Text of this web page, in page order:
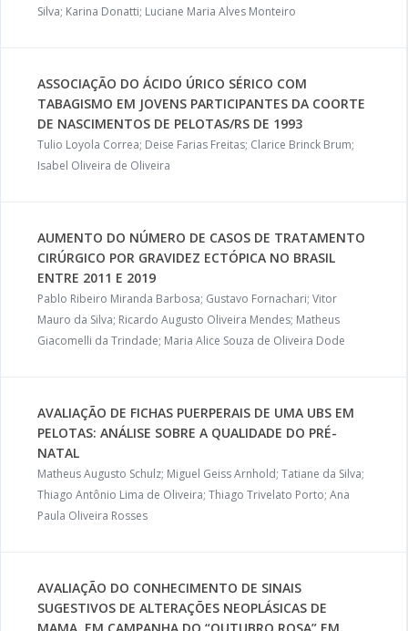
Silva; Karina Donatti; Luciane Maria Alves Monteiro
ASSOCIAÇÃO DO ÁCIDO ÚRICO SÉRICO COM
TABAGISMO EM JOVENS PARTICIPANTES DA COORTE
DE NASCIMENTOS DE PELOTAS/RS DE 1993
Tulio Loyola Correa; Deise Farias Freitas; Clarice Brinck Brum;
Isabel Oliveira de Oliveira
AUMENTO DO NÚMERO DE CASOS DE TRATAMENTO
CIRÚRGICO POR GRAVIDEZ ECTÓPICA NO BRASIL
ENTRE 2011 E 2019
Pablo Ribeiro Miranda Barbosa; Gustavo Fornachari; Vitor
Mauro da Silva; Ricardo Augusto Oliveira Mendes; Matheus
Giacomelli da Trindade; Maria Alice Souza de Oliveira Dode
AVALIAÇÃO DE FICHAS PUERPERAIS DE UMA UBS EM
PELOTAS: ANÁLISE SOBRE A QUALIDADE DO PRÉ-
NATAL
Matheus Augusto Schulz; Miguel Geiss Arnhold; Tatiane da Silva;
Thiago Antônio Lima de Oliveira; Thiago Trivelato Porto; Ana
Paula Oliveira Rosses
AVALIAÇÃO DO CONHECIMENTO DE SINAIS
SUGESTIVOS DE ALTERAÇÕES NEOPLÁSICAS DE